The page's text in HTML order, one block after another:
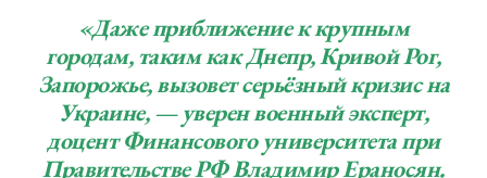
«Даже приближение к крупным
городам, таким как Днепр, Кривой Рог,
Запорожье, вызовет серьёзный кризис на
Украине, — уверен военный эксперт,
доцент Финансового университета при
Правительстве РФ Владимир Ераносян.